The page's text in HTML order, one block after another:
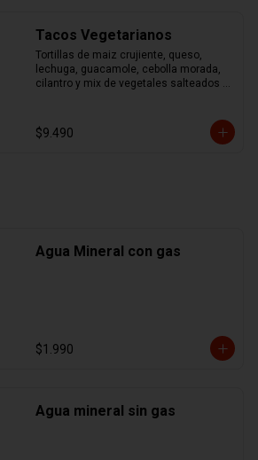
Tacos Vegetarianos
Tortillas de maiz crujiente, queso,
lechuga, guacamole, cebolla morada,
cilantro y mix de vegetales salteados
$9.490
Agua Mineral con gas
$1.990
Agua mineral sin gas